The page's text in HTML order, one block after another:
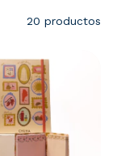
20 productos